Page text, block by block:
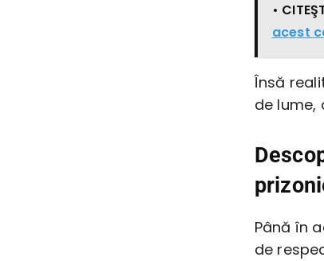
•
acest
Însă
de lume,
Până în
de